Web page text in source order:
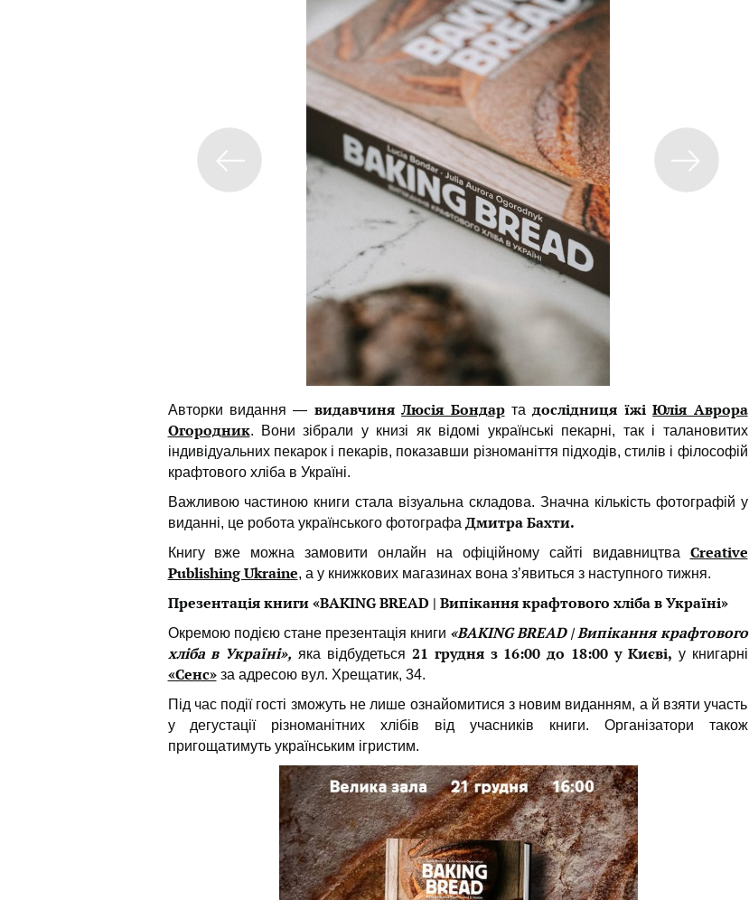
Авторки видання — видавчиняЛюсія Бондарта дослідниця їжіЮлія Аврора
Огородник. Вони зібрали у книзі як відомі українські пекарні, так і талановитих
індивідуальних пекарок і пекарів, показавши різноманіття підходів, стилів і філософій
крафтового хліба в Україні.
Важливою частиною книги стала візуальна складова. Значна кількість фотографій у
виданні, це робота українського фотографа Дмитра Бахти.
Книгу вже можна замовити онлайн на офіційному сайті видавництва Creative
Publishing Ukraine, а у книжкових магазинах вона з’явиться з наступного тижня.
Презентація книги «BAKING BREAD | Випікання крафтового хліба в Україні»
Окремою подією стане презентація книги «BAKING BREAD | Випікання крафтового
хліба в Україні», яка відбудеться 21 грудня з 16:00 до 18:00 у Києві, у книгарні
«Сенс» за адресою вул. Хрещатик, 34.
Під час події гості зможуть не лише ознайомитися з новим виданням, а й взяти участь
у дегустації різноманітних хлібів від учасників книги. Організатори також
пригощатимуть українським ігристим.